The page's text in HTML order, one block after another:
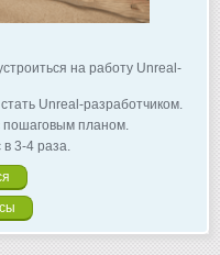
на работу Unreal-
Unreal-разработчиком.
пошаговым планом.
3-4 раза.